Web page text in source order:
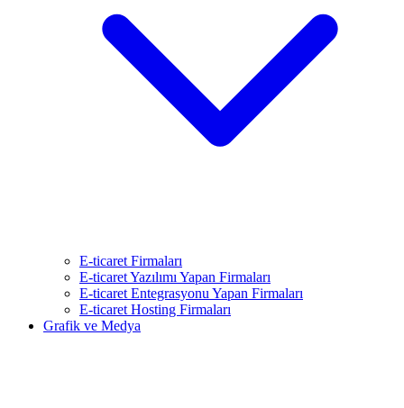
E-ticaret Firmaları
E-ticaret Yazılımı Yapan Firmaları
E-ticaret Entegrasyonu Yapan Firmaları
E-ticaret Hosting Firmaları
Grafik ve Medya